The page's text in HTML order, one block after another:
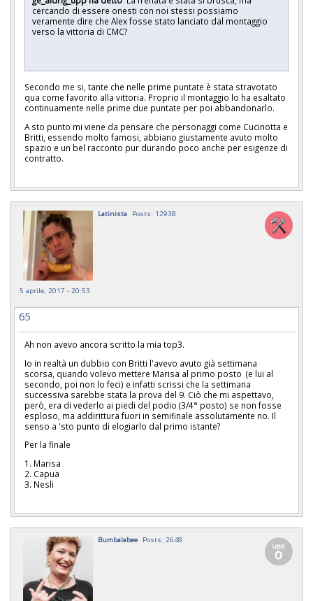
cercando di essere onesti con noi stessi possiamo
veramente dire che Alex fosse stato lanciato dal montaggio
verso la vittoria di CMC?
Secondo me si, tante che nelle prime puntate è stata stravotato
qua come favorito alla vittoria. Proprio il montaggio lo ha esaltato
continuamente nelle prime due puntate per poi abbandonarlo.
A sto punto mi viene da pensare che personaggi come Cucinotta e
Britti, essendo molto famosi, abbiano giustamente avuto molto
spazio e un bel racconto pur durando poco anche per esigenze di
contratto.
Latinista Posts: 12938
5 aprile, 2017 - 20:53
65
Ah non avevo ancora scritto la mia top3.
Io in realtà un dubbio con Britti l'avevo avuto già settimana
scorsa, quando volevo mettere Marisa al primo posto (e lui al
secondo, poi non lo feci) e infatti scrissi che la settimana
successiva sarebbe stata la prova del 9. Ciò che mi aspettavo,
però, era di vederlo ai piedi del podio (3/4° posto) se non fosse
esploso, ma addirittura fuori in semifinale assolutamente no. Il
senso a 'sto punto di elogiarlo dal primo istante?
Per la finale
1. Marisa
2. Capua
3. Nesli
Bumbalabee Posts: 2648